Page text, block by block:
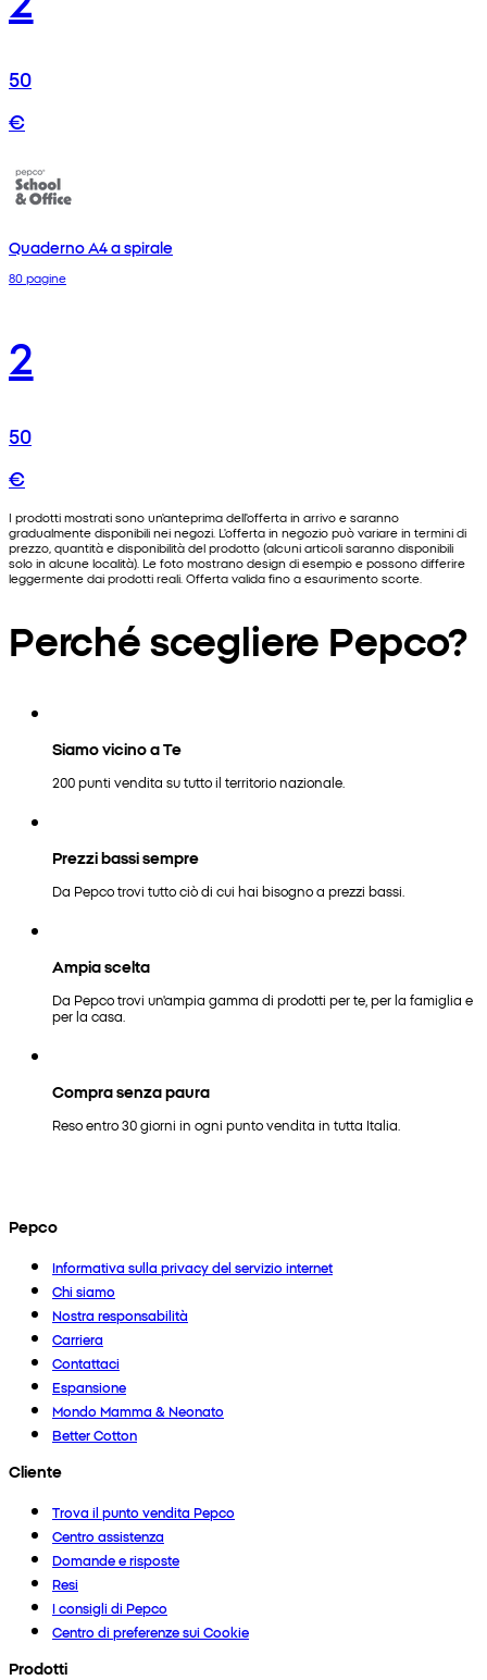
50
€
Quaderno A4 a spirale
80 pagine
2
50
€
I prodotti mostrati sono un'anteprima dell'offerta in arrivo e saranno
gradualmente disponibili nei negozi. L'offerta in negozio può variare in termini di
prezzo, quantità e disponibilità del prodotto (alcuni articoli saranno disponibili
solo in alcune località). Le foto mostrano design di esempio e possono differire
leggermente dai prodotti reali. Offerta valida fino a esaurimento scorte.
Perché scegliere Pepco?
Siamo vicino a Te
200 punti vendita su tutto il territorio nazionale.
Prezzi bassi sempre
Da Pepco trovi tutto ciò di cui hai bisogno a prezzi bassi.
Ampia scelta
Da Pepco trovi un'ampia gamma di prodotti per te, per la famiglia e
per la casa.
Compra senza paura
Reso entro 30 giorni in ogni punto vendita in tutta Italia.
Pepco
Informativa sulla privacy del servizio internet
Chi siamo
Nostra responsabilità
Carriera
Contattaci
Espansione
Mondo Mamma & Neonato
Better Cotton
Cliente
Trova il punto vendita Pepco
Centro assistenza
Domande e risposte
Resi
I consigli di Pepco
Centro di preferenze sui Cookie
Prodotti